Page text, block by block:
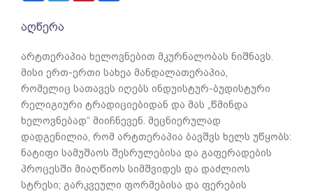
აღწერა
არტთერაპია ხელოვნებით მკურნალობას ნიშნავს.
მისი ერთ-ერთი სახეა მანდალათერაპია,
რომელიც სათავეს იღებს ინდუისტურ-ბუდისტური
რელიგიური ტრადიციებიდან და მას „წმინდა
ხელოვნებად“ მიიჩნევენ. მეცნიერულად
დადგენილია, რომ არტთერაპია ბავშვს ხელს უწყობს:
ნატიფი სამუშაოს შესრულებისა და გაფერადების
პროცესში მიაღწიოს სიმშვიდეს და დაძლიოს
სტრესი; გარკვეული ფორმებისა და ფერების